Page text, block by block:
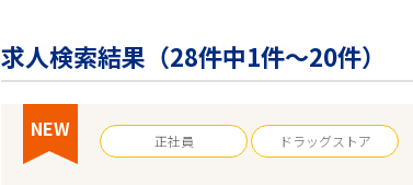
求人検索結果（28件中1件～20件）
NEW 正社員 ドラッグストア